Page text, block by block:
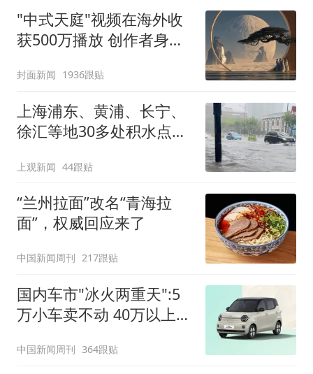
"中式天庭"视频在海外收
获500万播放 创作者身份
封面新闻 1936跟贴
上海浦东、黄浦、长宁、
徐汇等地30多处积水点正
上观新闻 44跟贴
“兰州拉面”改名“青海拉
面”，权威回应来了
中国新闻周刊 217跟贴
国内车市"冰火两重天":5
万小车卖不动 40万以上的
中国新闻周刊 364跟贴